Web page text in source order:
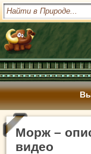
Морж –
видео